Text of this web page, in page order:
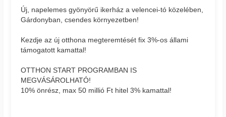
Új, napelemes gyönyörű ikerház a velencei-tó közelében,
Gárdonyban, csendes környezetben!
Kezdje az új otthona megteremtését fix 3%-os állami
támogatott kamattal!
OTTHON START PROGRAMBAN IS
MEGVÁSÁROLHATÓ!
10% önrész, max 50 millió Ft hitel 3% kamattal!